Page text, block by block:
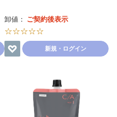
卸値： ご契約後表示
☆☆☆☆☆
新規・ログイン